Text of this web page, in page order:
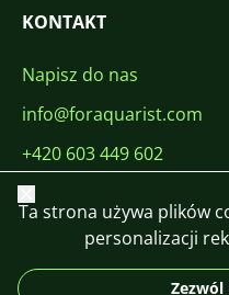
KONTAKT
Napisz do nas
info@foraquarist.com
+420 603 449 602
Zamknij
Ta strona używa plików
personalizacji
Zezwól